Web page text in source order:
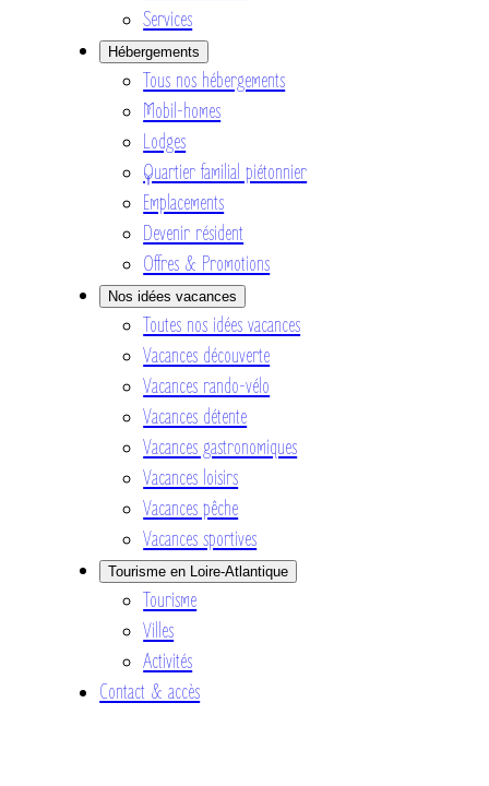
Services
Hébergements
Tous nos hébergements
Mobil-homes
Lodges
Quartier familial piétonnier
Emplacements
Devenir résident
Offres & Promotions
Nos idées vacances
Toutes nos idées vacances
Vacances découverte
Vacances rando-vélo
Vacances détente
Vacances gastronomiques
Vacances loisirs
Vacances pêche
Vacances sportives
Tourisme en Loire-Atlantique
Tourisme
Villes
Activités
Contact & accès